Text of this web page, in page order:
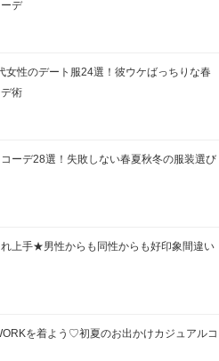
デ
女性のデート服24選！彼ウケばっちりな春
術
ーデ28選！失敗しない春夏秋冬の服装選び
上手★男性からも同性からも好印象間違い
を着よう♡初夏のお出かけカジュアルコ